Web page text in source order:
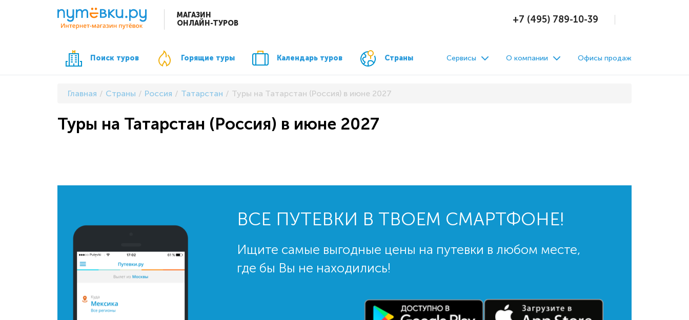
МАГАЗИН
ОНЛАЙН-ТУРОВ
+7 (495) 789-10-39
Поиск туров Горящие туры Календарь туров Страны Сервисы О компании Офисы продаж
Главная Страны Россия Татарстан Туры на Татарстан (Россия) в июне 2027
Туры на Татарстан (Россия) в июне 2027
ВСЕ ПУТЕВКИ В ТВОЕМ СМАРТФОНЕ!
Ищите самые выгодные цены на путевки в любом месте,
где бы Вы не находились!